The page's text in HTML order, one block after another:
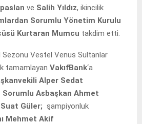
ve Salih Yıldız, ikincilik
Sorumlu Yönetim Kurulu
Kurtaran Mumcu takdim etti.
Sezonu Vestel Venus Sultanlar
tamamlayan VakıfBank‘a
Alper Sedat
Sorumlu Asbaşkan Ahmet
Güler; şampiyonluk
Mehmet Akif